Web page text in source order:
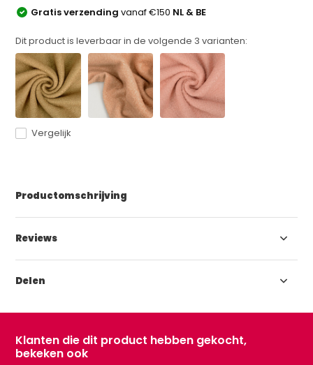
Gratis verzendingvanaf €150 NL & BE
Dit product is leverbaar in de volgende 3 varianten:
Vergelijk
Productomschrijving
Reviews
Delen
Klanten die dit product hebben gekocht,
bekeken ook